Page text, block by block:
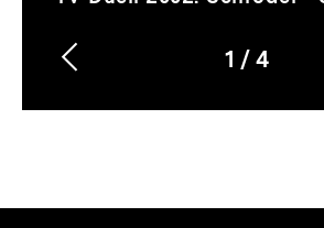
Min.
1
von
/4
Vorherigen
Inhalt